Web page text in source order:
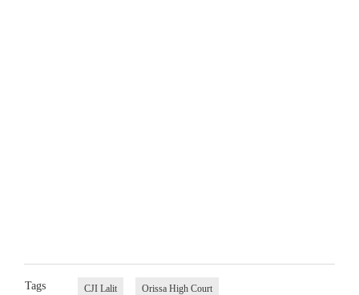
Tags CJI Lalit Orissa High Court